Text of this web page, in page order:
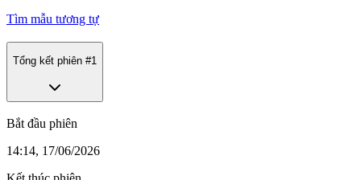
Tìm mẫu tương tự
Tổng kết phiên #1
Bắt đầu phiên
14:14, 17/06/2026